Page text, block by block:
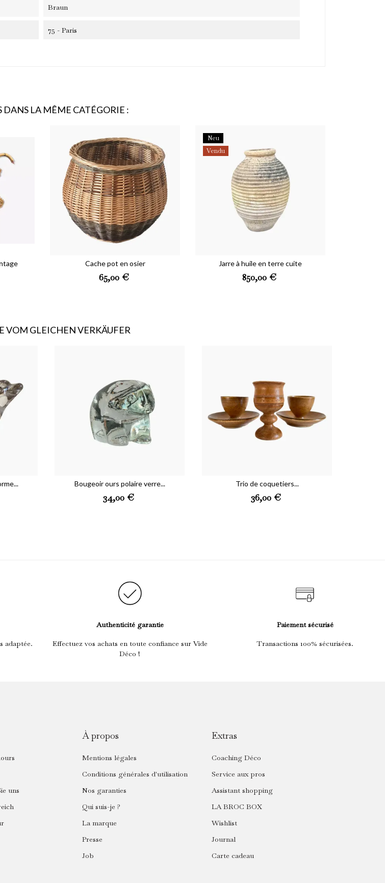
Braun
75 - Paris
DANS LA MÊME CATÉGORIE :
Cache pot en osier
Preis
65,00 €
Jarre à huile en terre cuite
Preis
850,00 €
Neu
Vendu
VOM GLEICHEN VERKÄUFER
Bougeoir ours polaire verre...
Preis
34,00 €
Trio de coquetiers...
Preis
36,00 €
adaptée.
Authenticité garantie
Effectuez vos achats en toute confiance sur Vide
Déco !
Paiement sécurisé
Transactions 100% sécurisées.
uns
À propos
Mentions légales
Conditions générales d'utilisation
Nos garanties
Qui suis-je ?
La marque
Presse
Job
Extras
Coaching Déco
Service aux pros
Assistant shopping
LA BROC BOX
Wishlist
Journal
Carte cadeau
else.
et la politique de confidentialité
find our contact information for this in the terms of use of the site.